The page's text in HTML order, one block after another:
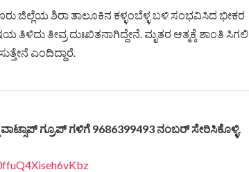
ಜಿಲ್ಲೆಯ ಶಿರಾ ತಾಲೂಕಿನ ಕಳ್ಳಂಬೆಳ್ಳ ಬಳಿ ಸಂಭವಿಸಿದ ಭೀಕರ
ತೀವ್ರ ದುಃಖಿತನಾಗಿದ್ದೇನೆ. ಮೃತರ ಆತ್ಮಕ್ಕೆ ಶಾಂತಿ ಸಿಗಲಿ
ಎಂದಿದ್ದಾರೆ.
ವಾಟ್ಸಾಪ್ಗ್ರೂಪ್ಗಳಿಗೆ 9686399493 ನಂಬರ್ಸೇರಿಸಿಕೊಳ್ಳಿ.